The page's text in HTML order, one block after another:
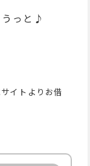
うっと♪
イトよりお借